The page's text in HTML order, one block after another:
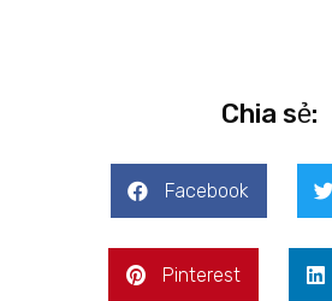
Chia sẻ:
Facebook
Pinterest